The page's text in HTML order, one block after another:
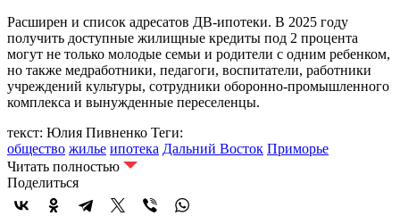
Расширен и список адресатов ДВ-ипотеки. В 2025 году
получить доступные жилищные кредиты под 2 процента
могут не только молодые семьи и родители с одним ребенком,
но также медработники, педагоги, воспитатели, работники
учреждений культуры, сотрудники оборонно-промышленного
комплекса и вынужденные переселенцы.
текст: Юлия Пивненко Теги:
общество жилье ипотека Дальний Восток Приморье
Читать полностью
Поделиться